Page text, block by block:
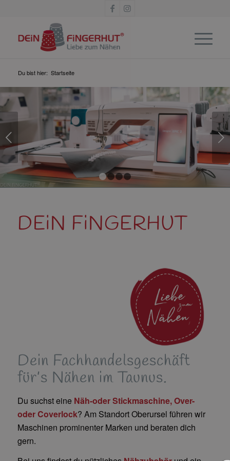
Du bist hier: Startseite
Weiter
DEiN FiNGERHUT
Dein Fachhandelsgeschäft
für’s Nähen im Taunus.
Du suchst eine Näh-oder Stickmaschine, Over-
oder Coverlock? Am Standort Oberursel führen wir
Maschinen prominenter Marken und beraten dich
gern.